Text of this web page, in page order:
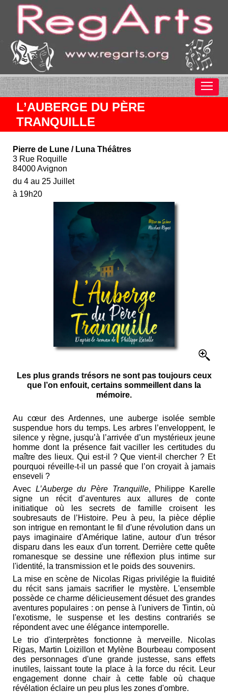
L’AUBERGE DU PÈRE
TRANQUILLE
Pierre de Lune / Luna Théâtres
3 Rue Roquille
84000 Avignon
du 4 au 25 Juillet
à 19h20
Les plus grands trésors ne sont pas toujours ceux
que l’on enfouit, certains sommeillent dans la
mémoire.
Au cœur des Ardennes, une auberge isolée semble
suspendue hors du temps. Les arbres l’enveloppent, le
silence y règne, jusqu’à l’arrivée d’un mystérieux jeune
homme dont la présence fait vaciller les certitudes du
maître des lieux. Qui est-il ? Que vient-il chercher ? Et
pourquoi réveille-t-il un passé que l’on croyait à jamais
enseveli ?
Avec L’Auberge du Père Tranquille, Philippe Karelle
signe un récit d’aventures aux allures de conte
initiatique où les secrets de famille croisent les
soubresauts de l’Histoire. Peu à peu, la pièce déplie
son intrigue en remontant le fil d'une révolution dans un
pays imaginaire d'Amérique latine, autour d'un trésor
disparu dans les eaux d'un torrent. Derrière cette quête
romanesque se dessine une réflexion plus intime sur
l'identité, la transmission et le poids des souvenirs.
La mise en scène de Nicolas Rigas privilégie la fluidité
du récit sans jamais sacrifier le mystère. L'ensemble
possède ce charme délicieusement désuet des grandes
aventures populaires : on pense à l'univers de Tintin, où
l'exotisme, le suspense et les destins contrariés se
répondent avec une élégance intemporelle.
Le trio d'interprètes fonctionne à merveille. Nicolas
Rigas, Martin Loizillon et Mylène Bourbeau composent
des personnages d'une grande justesse, sans effets
inutiles, laissant toute la place à la force du récit. Leur
engagement donne chair à cette fable où chaque
révélation éclaire un peu plus les zones d'ombre.